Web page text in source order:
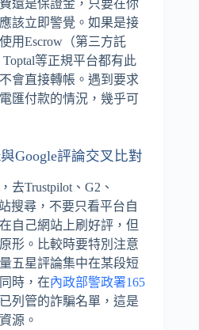
還是保證金，只要在你
該立即警覺。如果是接
用Escrow（第三方託
等正規平台都有此
會直接轉帳。遇到要求
匯付款的情況，幾乎可
Google評論交叉比對
去Trustpilot、G2、
搜尋，不要只看平台自
自己網站上刷好評，但
形。比較時要特別注意
五星評論集中在某段短
時，在內政部警政署165
列管的詐騙名單，這是
源。